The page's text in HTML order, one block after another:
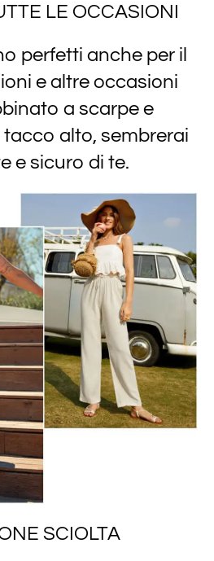
LE OCCASIONI
perfetti anche per il
e altre occasioni
a scarpe e
alto, sembrerai
e sicuro di te.
SCIOLTA